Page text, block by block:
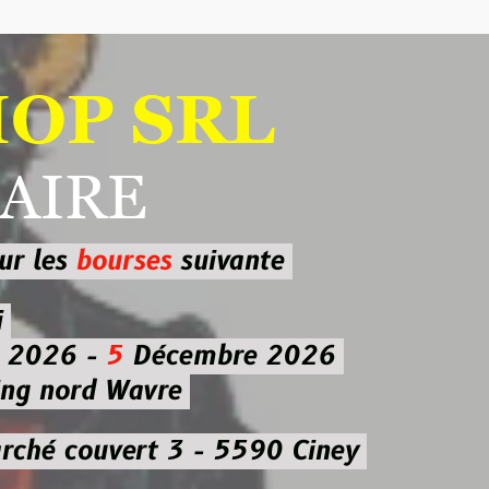
SRL
suivante
5Décembre 2026
Wavre
3 - 5590 Ciney